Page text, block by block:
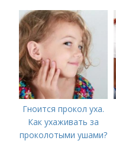
Гноится прокол уха.
Как ухаживать за
проколотыми ушами?